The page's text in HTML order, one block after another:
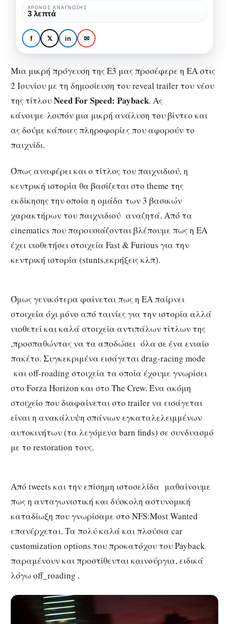
GAMING
Η αποκάλυψη του νέου
Need For Speed:
Payback
Need
For
Speed:
Payback
ΧΡΌΝΟΣ ΑΝΆΓΝΩΣΗΣ
3 λεπτά
f 𝕏 in ✉
Μια μικρή πρόγευση της E3 μας προσέφερε η ΕΑ στις
2 Ιουνίου με τη δημοσίευση του reveal trailer του νέου
της τίτλουNeed For Speed: Payback. Ας
κάνουμε λοιπόν μια μικρή ανάλυση του βίντεο και
ας δούμε κάποιες πληροφορίες που αφορούν το
παιχνίδι.
Όπως αναφέρει και ο τίτλος του παιχνιδιού, η
κεντρική ιστορία θα βασίζεται στο theme της
εκδίκησης την οποία η ομάδα των 3 βασικών
χαρακτήρων του παιχνιδιού αναζητά. Από τα
cinematics που παρουσιάζονται βλέπουμε πως η ΕΑ
έχει υιοθετήσει στοιχεία Fast & Furious για την
κεντρική ιστορία (stunts,εκρήξεις κλπ).
Όμως γενικότερα φαίνεται πως η ΕΑ παίρνει
στοιχεία όχι μόνο από ταινίες για την ιστορία αλλά
υιοθετεί και καλά στοιχεία αντιπάλων τίτλων της
,προσπαθώντας να τα αποδώσει όλα σε ένα ενιαίο
πακέτο. Συγκεκριμένα εισάγεται drag-racing mode
και off-roading στοιχεία τα οποία έχουμε γνωρίσει
στο Forza Horizon και στο The Crew. Ένα ακόμη
στοιχείο που διαφαίνεται στο trailer να εισάγεται
είναι η ανακάλυψη σπάνιων εγκαταλελειμμένων
αυτοκινήτων (τα λεγόμενα barn finds) σε συνδυασμό
με το restoration τους.
Από tweets και την επίσημη ιστοσελίδα μαθαίνουμε
πως η ανταγωνιστική και δύσκολη αστυνομική
καταδίωξη που γνωρίσαμε στο NFS:Most Wanted
επανέρχεται. Τα πολύ καλά και πλούσια car
customization options του προκατόχου του Payback
παραμένουν και προστίθενται καινούργια, ειδικά
λόγω off_roading .